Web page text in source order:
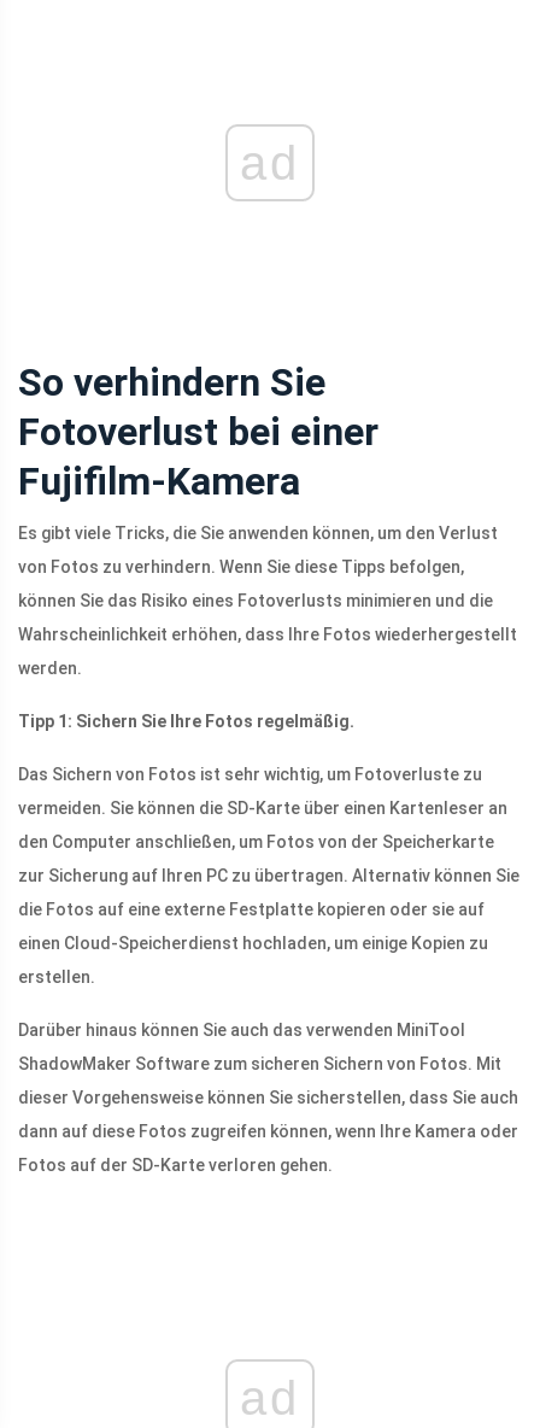
ad
So verhindern Sie
Fotoverlust bei einer
Fujifilm-Kamera
Es gibt viele Tricks, die Sie anwenden können, um den Verlust
von Fotos zu verhindern. Wenn Sie diese Tipps befolgen,
können Sie das Risiko eines Fotoverlusts minimieren und die
Wahrscheinlichkeit erhöhen, dass Ihre Fotos wiederhergestellt
werden.
Tipp 1: Sichern Sie Ihre Fotos regelmäßig.
Das Sichern von Fotos ist sehr wichtig, um Fotoverluste zu
vermeiden. Sie können die SD-Karte über einen Kartenleser an
den Computer anschließen, um Fotos von der Speicherkarte
zur Sicherung auf Ihren PC zu übertragen. Alternativ können Sie
die Fotos auf eine externe Festplatte kopieren oder sie auf
einen Cloud-Speicherdienst hochladen, um einige Kopien zu
erstellen.
Darüber hinaus können Sie auch das verwenden MiniTool
ShadowMaker Software zum sicheren Sichern von Fotos. Mit
dieser Vorgehensweise können Sie sicherstellen, dass Sie auch
dann auf diese Fotos zugreifen können, wenn Ihre Kamera oder
Fotos auf der SD-Karte verloren gehen.
ad